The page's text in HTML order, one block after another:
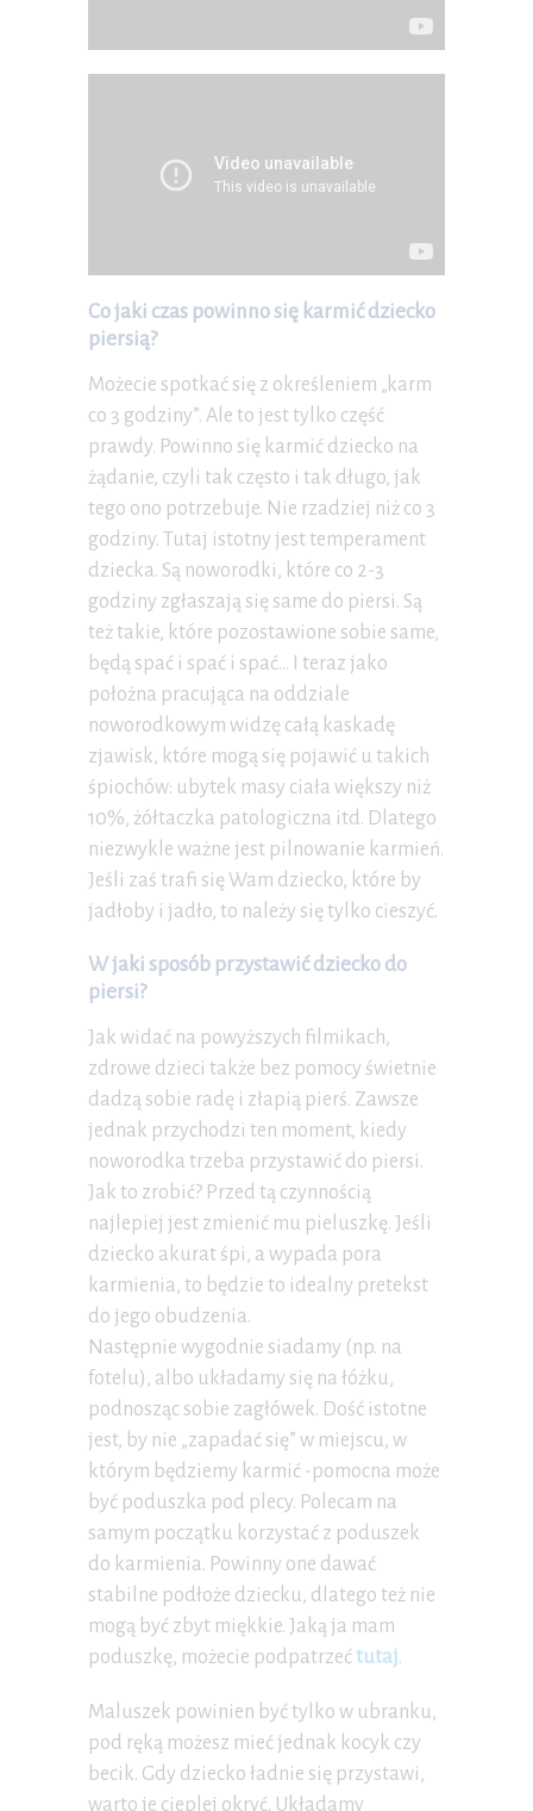
Co jaki czas powinno się karmić dziecko
piersią?
Możecie spotkać się z określeniem „karm
co 3 godziny”. Ale to jest tylko część
prawdy. Powinno się karmić dziecko na
żądanie, czyli tak często i tak długo, jak
tego ono potrzebuje. Nie rzadziej niż co 3
godziny. Tutaj istotny jest temperament
dziecka. Są noworodki, które co 2-3
godziny zgłaszają się same do piersi. Są
też takie, które pozostawione sobie same,
będą spać i spać i spać… I teraz jako
położna pracująca na oddziale
noworodkowym widzę całą kaskadę
zjawisk, które mogą się pojawić u takich
śpiochów: ubytek masy ciała większy niż
10%, żółtaczka patologiczna itd. Dlatego
niezwykle ważne jest pilnowanie karmień.
Jeśli zaś trafi się Wam dziecko, które by
jadłoby i jadło, to należy się tylko cieszyć.
W jaki sposób przystawić dziecko do
piersi?
Jak widać na powyższych filmikach,
zdrowe dzieci także bez pomocy świetnie
dadzą sobie radę i złapią pierś. Zawsze
jednak przychodzi ten moment, kiedy
noworodka trzeba przystawić do piersi.
Jak to zrobić? Przed tą czynnością
najlepiej jest zmienić mu pieluszkę. Jeśli
dziecko akurat śpi, a wypada pora
karmienia, to będzie to idealny pretekst
do jego obudzenia.
Następnie wygodnie siadamy (np. na
fotelu), albo układamy się na łóżku,
podnosząc sobie zagłówek. Dość istotne
jest, by nie „zapadać się” w miejscu, w
którym będziemy karmić -pomocna może
być poduszka pod plecy. Polecam na
samym początku korzystać z poduszek
do karmienia. Powinny one dawać
stabilne podłoże dziecku, dlatego też nie
mogą być zbyt miękkie. Jaką ja mam
poduszkę, możecie podpatrzeć tutaj .
Maluszek powinien być tylko w ubranku,
pod ręką możesz mieć jednak kocyk czy
becik. Gdy dziecko ładnie się przystawi,
warto je cieplej okryć. Układamy